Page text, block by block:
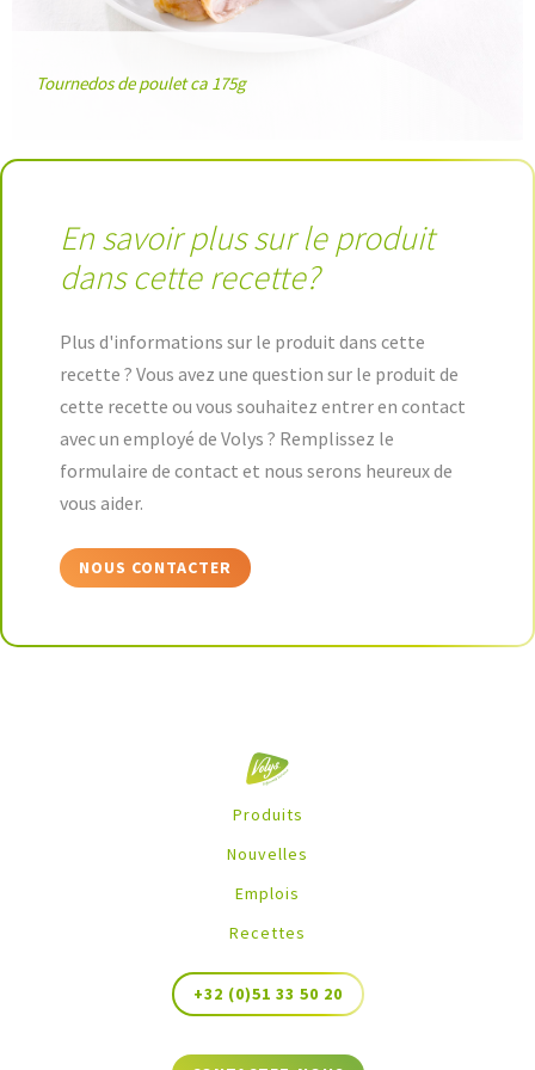
Tournedos de poulet ca 175g
En savoir plus sur le produit
dans cette recette?
Plus d'informations sur le produit dans cette
recette ? Vous avez une question sur le produit de
cette recette ou vous souhaitez entrer en contact
avec un employé de Volys ? Remplissez le
formulaire de contact et nous serons heureux de
vous aider.
NOUS CONTACTER
Produits
Nouvelles
Emplois
Recettes
+32 (0)51 33 50 20